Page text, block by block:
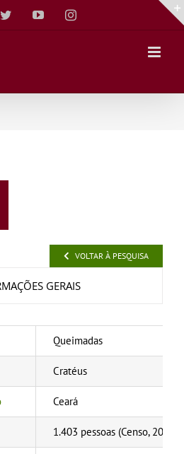
TwitterYouTubeInstagram
VOLTAR À PESQUISA
GERAIS
Queimadas
Cratéus
Ceará
1.403 pessoas (Censo,